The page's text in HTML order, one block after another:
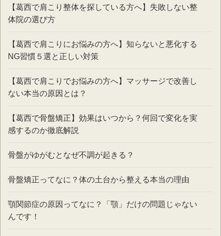
【葛西で肩こり整体を探している方へ】失敗しない整
体院の選び方
【葛西で肩こりにお悩みの方へ】知らないと悪化する
NG習慣５選と正しい対策
【葛西で肩こりでお悩みの方へ】マッサージで改善し
ない本当の原因とは？
【葛西で骨盤矯正】効果はいつから？何回で変化を実
感するのか徹底解説
骨盤がゆがむとなぜ不調が起きる？
骨盤矯正ってなに？体の土台から整える本当の理由
顎関節症の原因ってなに？「顎」だけの問題じゃない
んです！